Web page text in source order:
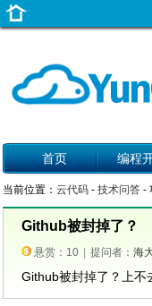
首页 编程
当前位置： 云代码 - 技术问答 -
Github被封掉了？
悬赏：10 提问者： 海
Github被封掉了？上不